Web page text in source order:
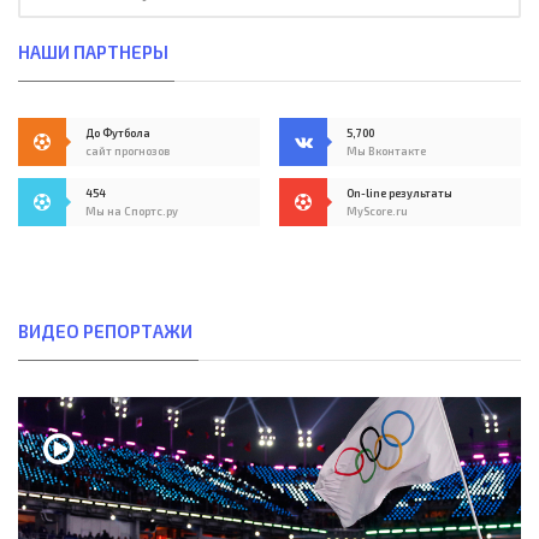
НАШИ ПАРТНЕРЫ
До Футбола
сайт прогнозов
5,700
Мы Вконтакте
454
Мы на Спортс.ру
On-line результаты
MyScore.ru
ВИДЕО РЕПОРТАЖИ